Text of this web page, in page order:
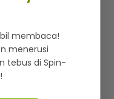
membaca!
menerusi
tebus di Spin-